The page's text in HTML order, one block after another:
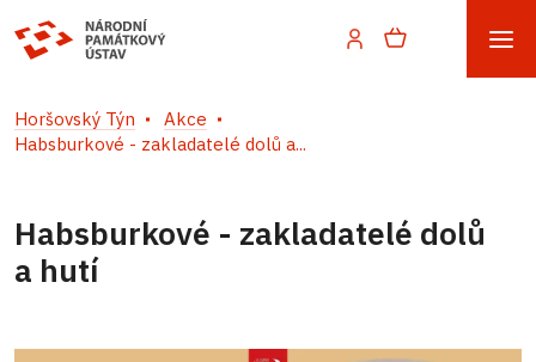
Horšovský Týn
Akce
Habsburkové - zakladatelé dolů a...
Habsburkové - zakladatelé dolů
a hutí